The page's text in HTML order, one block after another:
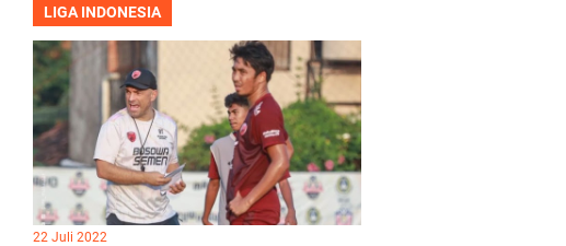
LIGA INDONESIA
22 Juli 2022